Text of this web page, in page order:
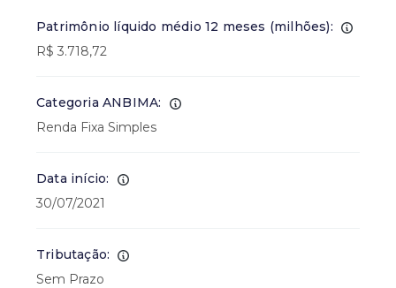
Patrimônio líquido médio 12 meses (milhões):
R$ 3.718,72
Categoria ANBIMA:
Renda Fixa Simples
Data início:
30/07/2021
Tributação:
Sem Prazo